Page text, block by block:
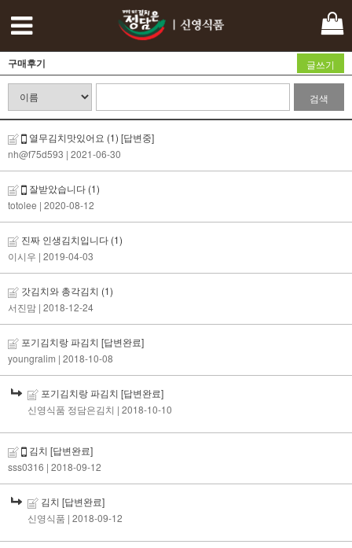
구매후기 글쓰기
검색
열무김치맛있어요 (1) [답변중]
nh@f75d593 | 2021-06-30
잘받았습니다 (1)
totolee | 2020-08-12
진짜 인생김치입니다 (1)
이시우 | 2019-04-03
갓김치와 총각김치 (1)
서진맘 | 2018-12-24
포기김치랑 파김치 [답변완료]
youngralim | 2018-10-08
포기김치랑 파김치 [답변완료]
신영식품 정담은김치 | 2018-10-10
김치 [답변완료]
sss0316 | 2018-09-12
김치 [답변완료]
신영식품 | 2018-09-12